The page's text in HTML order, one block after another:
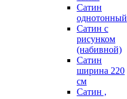
Сатин
однотонный
Сатин с
рисунком
(набивной)
Сатин
ширина 220
см
Сатин ,